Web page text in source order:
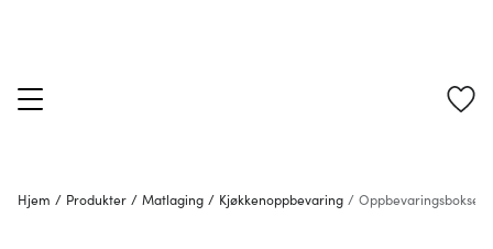
Hjem / Produkter / Matlaging / Kjøkkenoppbevaring / Oppbevaringsbokser